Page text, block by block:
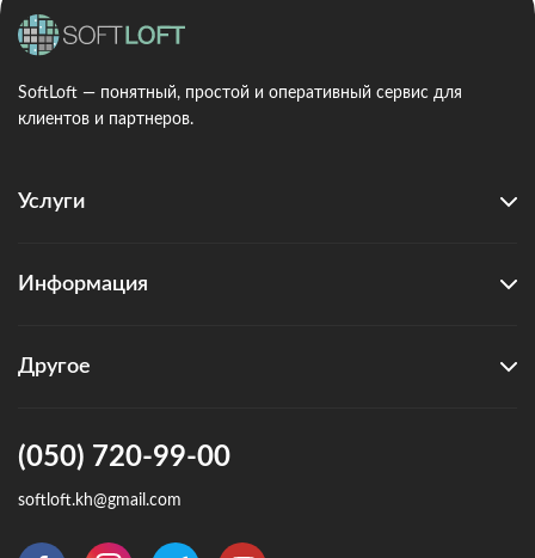
SoftLoft — понятный, простой и оперативный сервис для
клиентов и партнеров.
Услуги
Информация
Другое
(050) 720-99-00
softloft.kh@gmail.com